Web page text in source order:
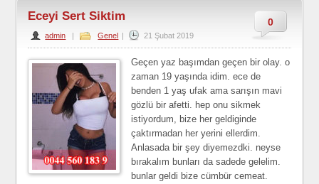
0
Eceyi Sert Siktim
admin | Genel | 21 Şubat 2019
Geçen yaz başımdan geçen bir olay. o
zaman 19 yaşında idim. ece de
benden 1 yaş ufak ama sarışın mavi
gözlü bir afetti. hep onu sikmek
istiyordum, bize her geldiginde
çaktırmadan her yerini ellerdim.
Anlasada bir şey diyemezdki. neyse
bırakalım bunları da sadede gelelim.
bunlar geldi bize cümbür cemeat.